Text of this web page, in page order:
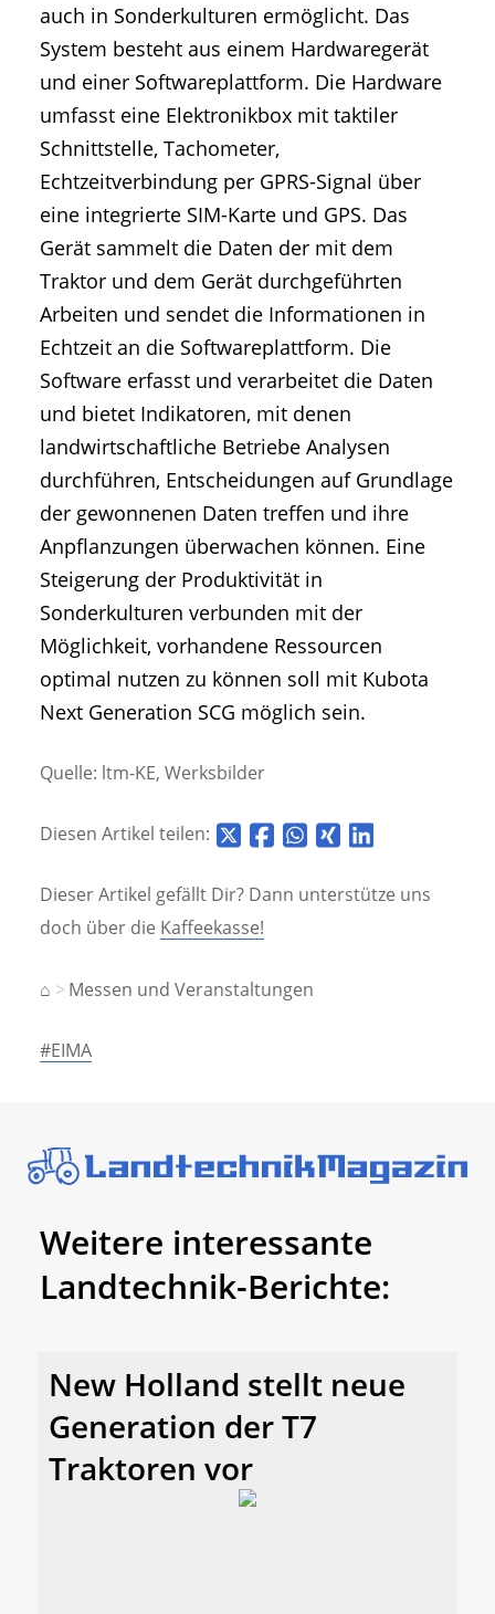
auch in Sonderkulturen ermöglicht. Das
System besteht aus einem Hardwaregerät
und einer Softwareplattform. Die Hardware
umfasst eine Elektronikbox mit taktiler
Schnittstelle, Tachometer,
Echtzeitverbindung per GPRS-Signal über
eine integrierte SIM-Karte und GPS. Das
Gerät sammelt die Daten der mit dem
Traktor und dem Gerät durchgeführten
Arbeiten und sendet die Informationen in
Echtzeit an die Softwareplattform. Die
Software erfasst und verarbeitet die Daten
und bietet Indikatoren, mit denen
landwirtschaftliche Betriebe Analysen
durchführen, Entscheidungen auf Grundlage
der gewonnenen Daten treffen und ihre
Anpflanzungen überwachen können. Eine
Steigerung der Produktivität in
Sonderkulturen verbunden mit der
Möglichkeit, vorhandene Ressourcen
optimal nutzen zu können soll mit Kubota
Next Generation SCG möglich sein.
Quelle: ltm-KE, Werksbilder
Diesen Artikel teilen:
Dieser Artikel gefällt Dir? Dann unterstütze uns
doch über die Kaffeekasse!
⌂ Messen und Veranstaltungen
#EIMA
Weitere interessante
Landtechnik-Berichte:
New Holland stellt neue
Generation der T7
Traktoren vor